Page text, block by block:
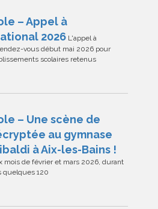
– Appel à
2026 L'appel à
vous début mai 2026 pour
scolaires retenus
– Une scène de
au gymnase
à Aix-les-Bains !
mois de février et mars 2026, durant
quelques 120